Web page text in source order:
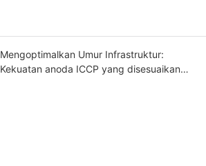
Mengoptimalkan Umur Infrastruktur:
Kekuatan anoda ICCP yang disesuaikan